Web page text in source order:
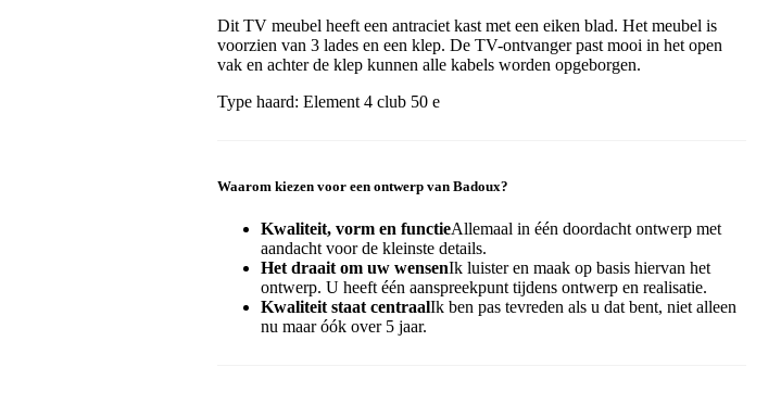
Dit TV meubel heeft een antraciet kast met een eiken blad. Het meubel is
voorzien van 3 lades en een klep. De TV-ontvanger past mooi in het open
vak en achter de klep kunnen alle kabels worden opgeborgen.
Type haard: Element 4 club 50 e
Waarom kiezen voor een ontwerp van Badoux?
Kwaliteit, vorm en functieAllemaal in één doordacht ontwerp met
aandacht voor de kleinste details.
Het draait om uw wensenIk luister en maak op basis hiervan het
ontwerp. U heeft één aanspreekpunt tijdens ontwerp en realisatie.
Kwaliteit staat centraalIk ben pas tevreden als u dat bent, niet alleen
nu maar óók over 5 jaar.